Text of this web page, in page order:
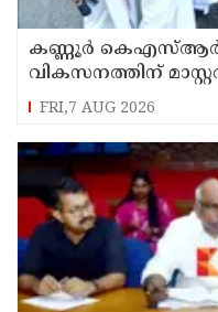
കണ്ണൂർ
വികസനത്തിന്
സമർപ്പിക്കും : ടി
FRI,7 AUG 2026